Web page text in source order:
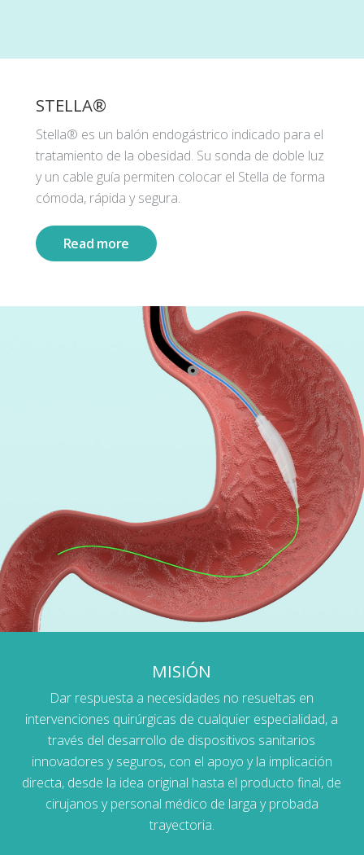
STELLA®
Stella® es un balón endogástrico indicado para el
tratamiento de la obesidad. Su sonda de doble luz
y un cable guía permiten colocar el Stella de forma
cómoda, rápida y segura.
Read more
MISIÓN
Dar respuesta a necesidades no resueltas en
intervenciones quirúrgicas de cualquier especialidad, a
través del desarrollo de dispositivos sanitarios
innovadores y seguros, con el apoyo y la implicación
directa, desde la idea original hasta el producto final, de
cirujanos y personal médico de larga y probada
trayectoria.